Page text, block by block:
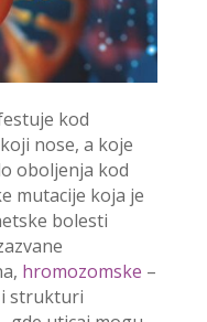
kod
nose, a koje
oboljenja kod
mutacije koja je
bolesti
hromozomske –
strukturi